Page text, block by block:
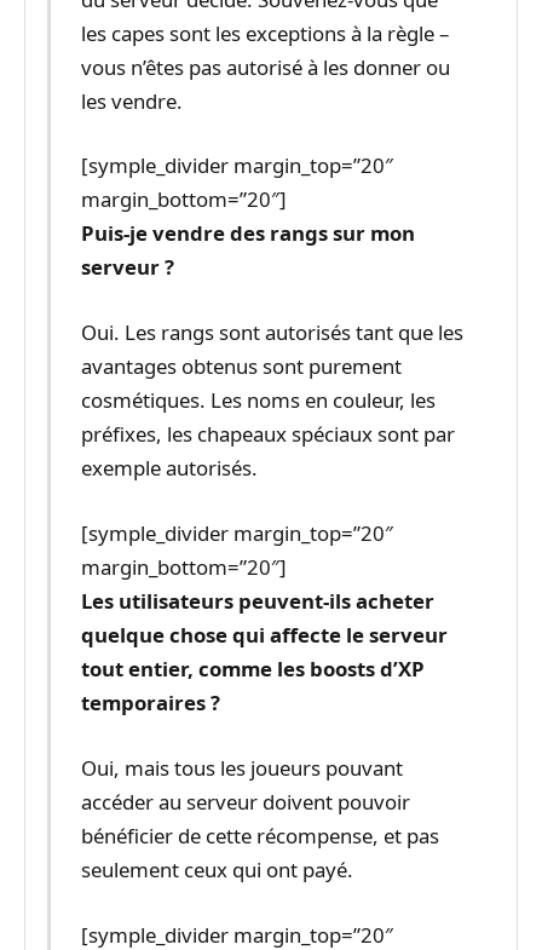
les capes sont les exceptions à la règle –
vous n’êtes pas autorisé à les donner ou
les vendre.
[symple_divider margin_top=”20″
margin_bottom=”20″]
Puis-je vendre des rangs sur mon
serveur ?
Oui. Les rangs sont autorisés tant que les
avantages obtenus sont purement
cosmétiques. Les noms en couleur, les
préfixes, les chapeaux spéciaux sont par
exemple autorisés.
[symple_divider margin_top=”20″
margin_bottom=”20″]
Les utilisateurs peuvent-ils acheter
quelque chose qui affecte le serveur
tout entier, comme les boosts d’XP
temporaires ?
Oui, mais tous les joueurs pouvant
accéder au serveur doivent pouvoir
bénéficier de cette récompense, et pas
seulement ceux qui ont payé.
[symple_divider margin_top=”20″